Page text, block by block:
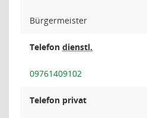
Bürgermeister
Telefon dienstl.
09761409102
Telefon privat